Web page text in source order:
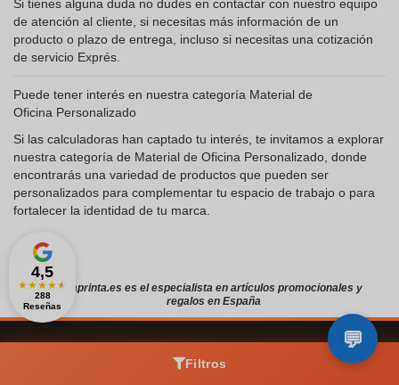
Si tienes alguna duda no dudes en contactar con nuestro equipo
de atención al cliente, si necesitas más información de un
producto o plazo de entrega, incluso si necesitas una cotización
de servicio Exprés.
Puede tener interés en nuestra categoría Material de
Oficina Personalizado
Si las calculadoras han captado tu interés, te invitamos a explorar
nuestra categoría de Material de Oficina Personalizado, donde
encontrarás una variedad de productos que pueden ser
personalizados para complementar tu espacio de trabajo o para
fortalecer la identidad de tu marca.
Zaprinta.es es el especialista en artículos promocionales y
regalos en España
Filtros
4,5
★★★★★
288
Reseñas
SERVICIOS DE ZAPRINTA